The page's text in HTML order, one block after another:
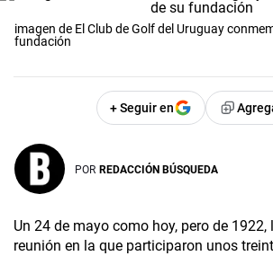
imagen de El Club de Golf del Uruguay
fundación
+ Seguir en
POR REDACCIÓN BÚSQUEDA
Un 24 de mayo como hoy, pero de 1922,
reunión en la que participaron unos